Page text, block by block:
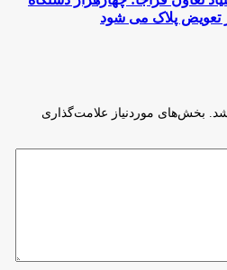
تعویض پلاک می شود
بخش‌های موردنیاز علامت‌گذاری